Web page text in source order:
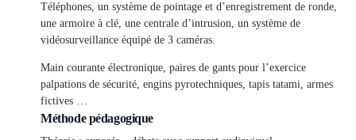
Téléphones, un système de pointage et d’enregistrement de ronde,
une armoire à clé, une centrale d’intrusion, un système de
vidéosurveillance équipé de 3 caméras.
Main courante électronique, paires de gants pour l’exercice
palpations de sécurité, engins pyrotechniques, tapis tatami, armes
fictives …
Méthode pédagogique